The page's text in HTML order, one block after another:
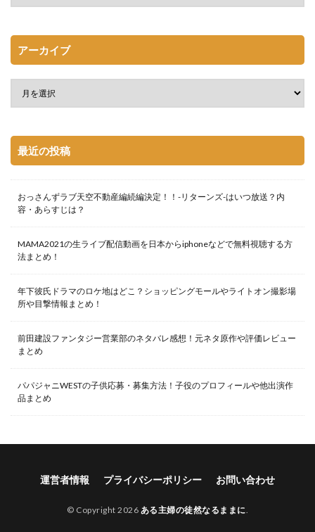
アーカイブ
最近の投稿
おっさんずラブ天空不動産編続編決定！！-リターンズ-はいつ放送？内
容・あらすじは？
MAMA2021の生ライブ配信動画を日本からiphoneなどで無料視聴する方
法まとめ！
年下彼氏ドラマのロケ地はどこ？ショッピングモールやライトオン撮影場
所や目撃情報まとめ！
前田建設ファンタジー営業部のネタバレ感想！元ネタ原作や評価レビュー
まとめ
パパジャニWESTの子供応募・募集方法！子役のプロフィールや他出演作
品まとめ
運営者情報 プライバシーポリシー お問い合わせ
© Copyright 2026 ある主婦の徒然なるままに